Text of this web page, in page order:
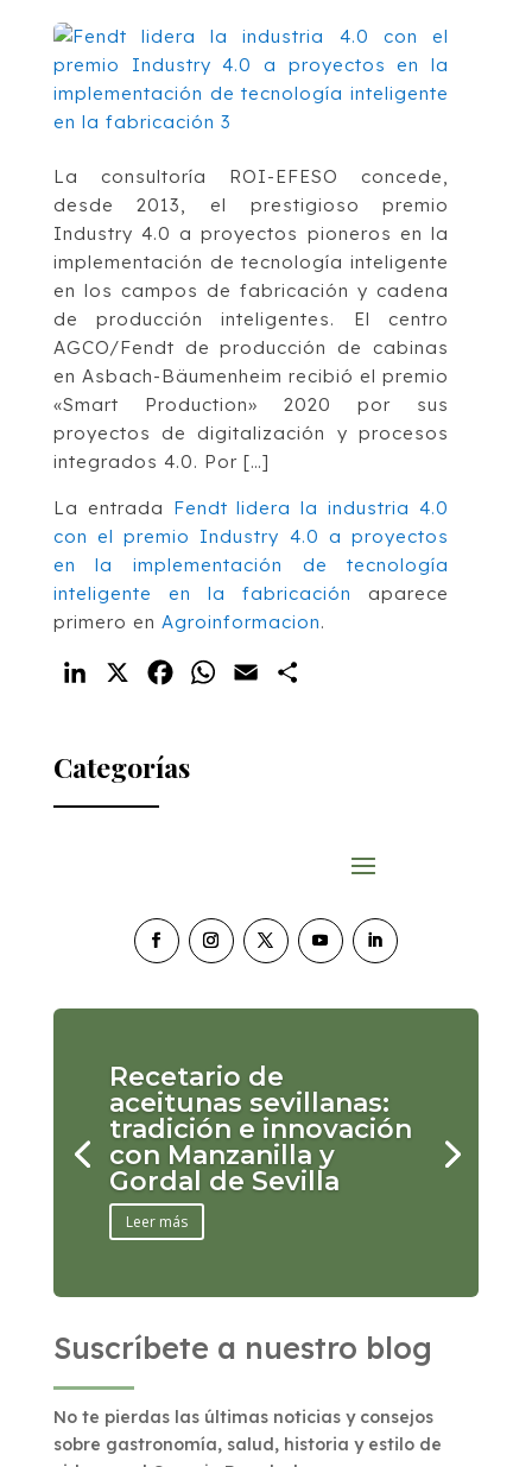
La consultoría ROI-EFESO concede,
desde 2013, el prestigioso premio
Industry 4.0 a proyectos pioneros en la
implementación de tecnología inteligente
en los campos de fabricación y cadena
de producción inteligentes. El centro
AGCO/Fendt de producción de cabinas
en Asbach-Bäumenheim recibió el premio
«Smart Production» 2020 por sus
proyectos de digitalización y procesos
integrados 4.0. Por […]
La entrada Fendt lidera la industria 4.0
con el premio Industry 4.0 a proyectos
en la implementación de tecnología
inteligente en la fabricación
aparece
primero en Agroinformacion.
LinkedIn FacebookWhatsApp
Email
Categorías
Recetario de
aceitunas sevillanas:
tradición e innovación
con Manzanilla y
Gordal de Sevilla
Leer más
Suscríbete a nuestro blog
No te pierdas las últimas noticias y consejos
sobre gastronomía, salud, historia y estilo de